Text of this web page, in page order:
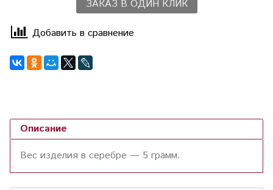
ЗАКАЗ В ОДИН КЛИК
Добавить в сравнение
Описание
Вес изделия в серебре — 5 грамм.